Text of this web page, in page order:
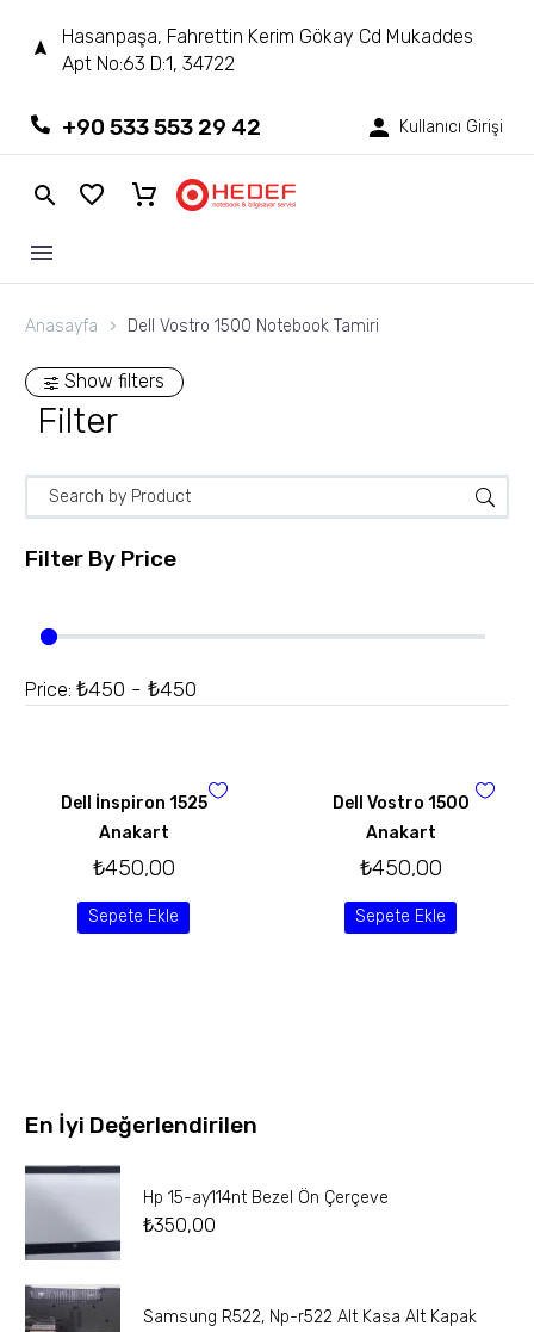
Hasanpaşa, Fahrettin Kerim Gökay Cd Mukaddes
Apt No:63 D:1, 34722
+90 533 553 29 42 Kullanıcı Girişi
Anasayfa Dell Vostro 1500 Notebook Tamiri
Show filters
Filter
Filter By Price
Price: ₺450 - ₺450
Dell İnspiron 1525
Anakart
₺450,00
Sepete Ekle
Dell Vostro 1500
Anakart
₺450,00
Sepete Ekle
En İyi Değerlendirilen
Hp 15-ay114nt Bezel Ön Çerçeve
₺350,00
Samsung R522, Np-r522 Alt Kasa Alt Kapak